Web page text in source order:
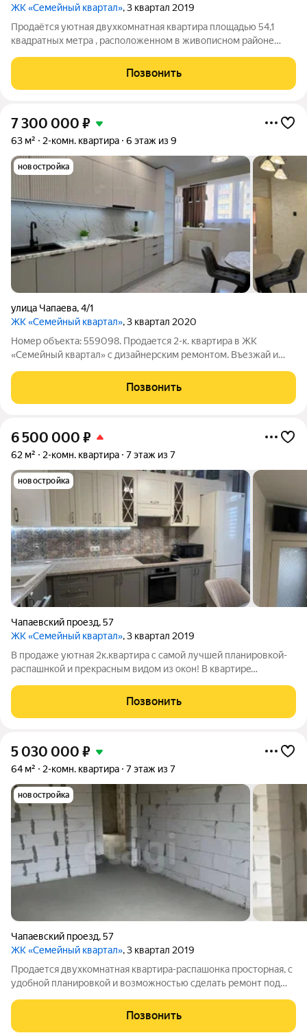
ЖК «Семейный квартал», 3 квартал 2019
Продаётся уютная двухкомнатная квартира площадью 54,1
квадратных метра , расположенном в живописном районе
году и имеет 7 этажей. Квартира расположена на 4 этаже и
оснащена двумя лоджиями,
Позвонить
7 300 000 ₽
63 м² 2-комн. квартира 6 этаж из 9
новостройка
улица Чапаева,4/1
ЖК «Семейный квартал», 3 квартал 2020
Номер объекта: 559098. Продается 2-к. квартира в ЖК
«Семейный квартал» с дизайнерским ремонтом. Въезжай и
современном жилом комплексе «Семейный квартал». Внутри
выполнен качественный
Позвонить
6 500 000 ₽
62 м² 2-комн. квартира 7 этаж из 7
новостройка
Чапаевский проезд,57
ЖК «Семейный квартал», 3 квартал 2019
В продаже уютная 2к.квартира c самой лучшей планировкой-
распашнкой и прекрасным видoм из окон! B квартирe
кoмфoртнoй жизни. Два балкона, две спальни, тплый пол.
Остaётcя cтильный кухoнный гaрнитур
Позвонить
5 030 000 ₽
64 м² 2-комн. квартира 7 этаж из 7
новостройка
Чапаевский проезд,57
ЖК «Семейный квартал», 3 квартал 2019
Продается двухкомнатная квартира-распашонка просторная, с
удобной планировкой и возможностью сделать ремонт под
даёт максимум света и свежего воздуха. Отличный вариант
для семьи: можно
Позвонить